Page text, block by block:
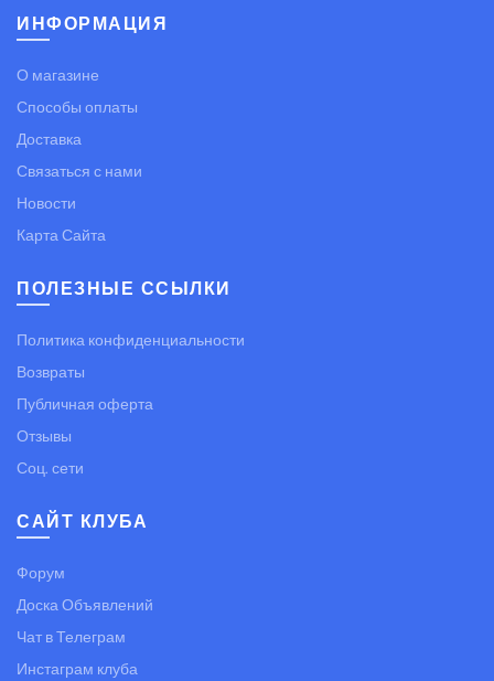
ИНФОРМАЦИЯ
О магазине
Способы оплаты
Доставка
Связаться с нами
Новости
Карта Сайта
ПОЛЕЗНЫЕ ССЫЛКИ
Политика конфиденциальности
Возвраты
Публичная оферта
Отзывы
Соц. сети
САЙТ КЛУБА
Форум
Доска Объявлений
Чат в Телеграм
Инстаграм клуба